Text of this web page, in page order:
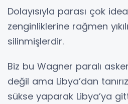
Dolayısıyla parası çok
zenginliklerine rağmen
silinmişlerdir.
Biz bu Wagner paralı
değil ama Libya’dan
sükse yaparak Libya’ya